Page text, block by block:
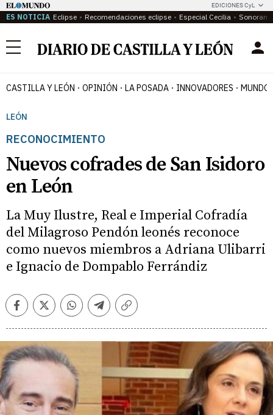
EDICIONES CyL
ES NOTICIA Eclipse Recomendaciones eclipse Especial Cecilia
Menú
CASTILLA Y LEÓN OPINIÓN LA POSADA INNOVADORES MUNDO
LEÓN
RECONOCIMIENTO
Nuevos cofrades de San Isidoro
en León
La Muy Ilustre, Real e Imperial Cofradía
del Milagroso Pendón leonés reconoce
como nuevos miembros a Adriana Ulibarri
e Ignacio de Dompablo Ferrándiz
FacebookTwitterWhatsappTelegramCopiar